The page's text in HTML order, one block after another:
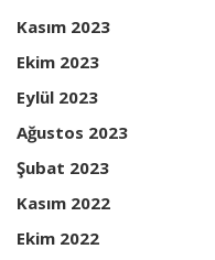
Kasım 2023
Ekim 2023
Eylül 2023
Ağustos 2023
Şubat 2023
Kasım 2022
Ekim 2022